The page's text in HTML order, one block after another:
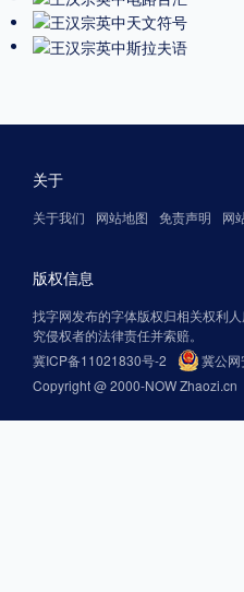
关于
关于我们 网站地图 免责声明 网
版权信息
找字网发布的字体版权归相关权利
究侵权者的法律责任并索赔。
冀ICP备11021830号-2
冀公
Copyright @ 2000-NOW Zhaozi.cn